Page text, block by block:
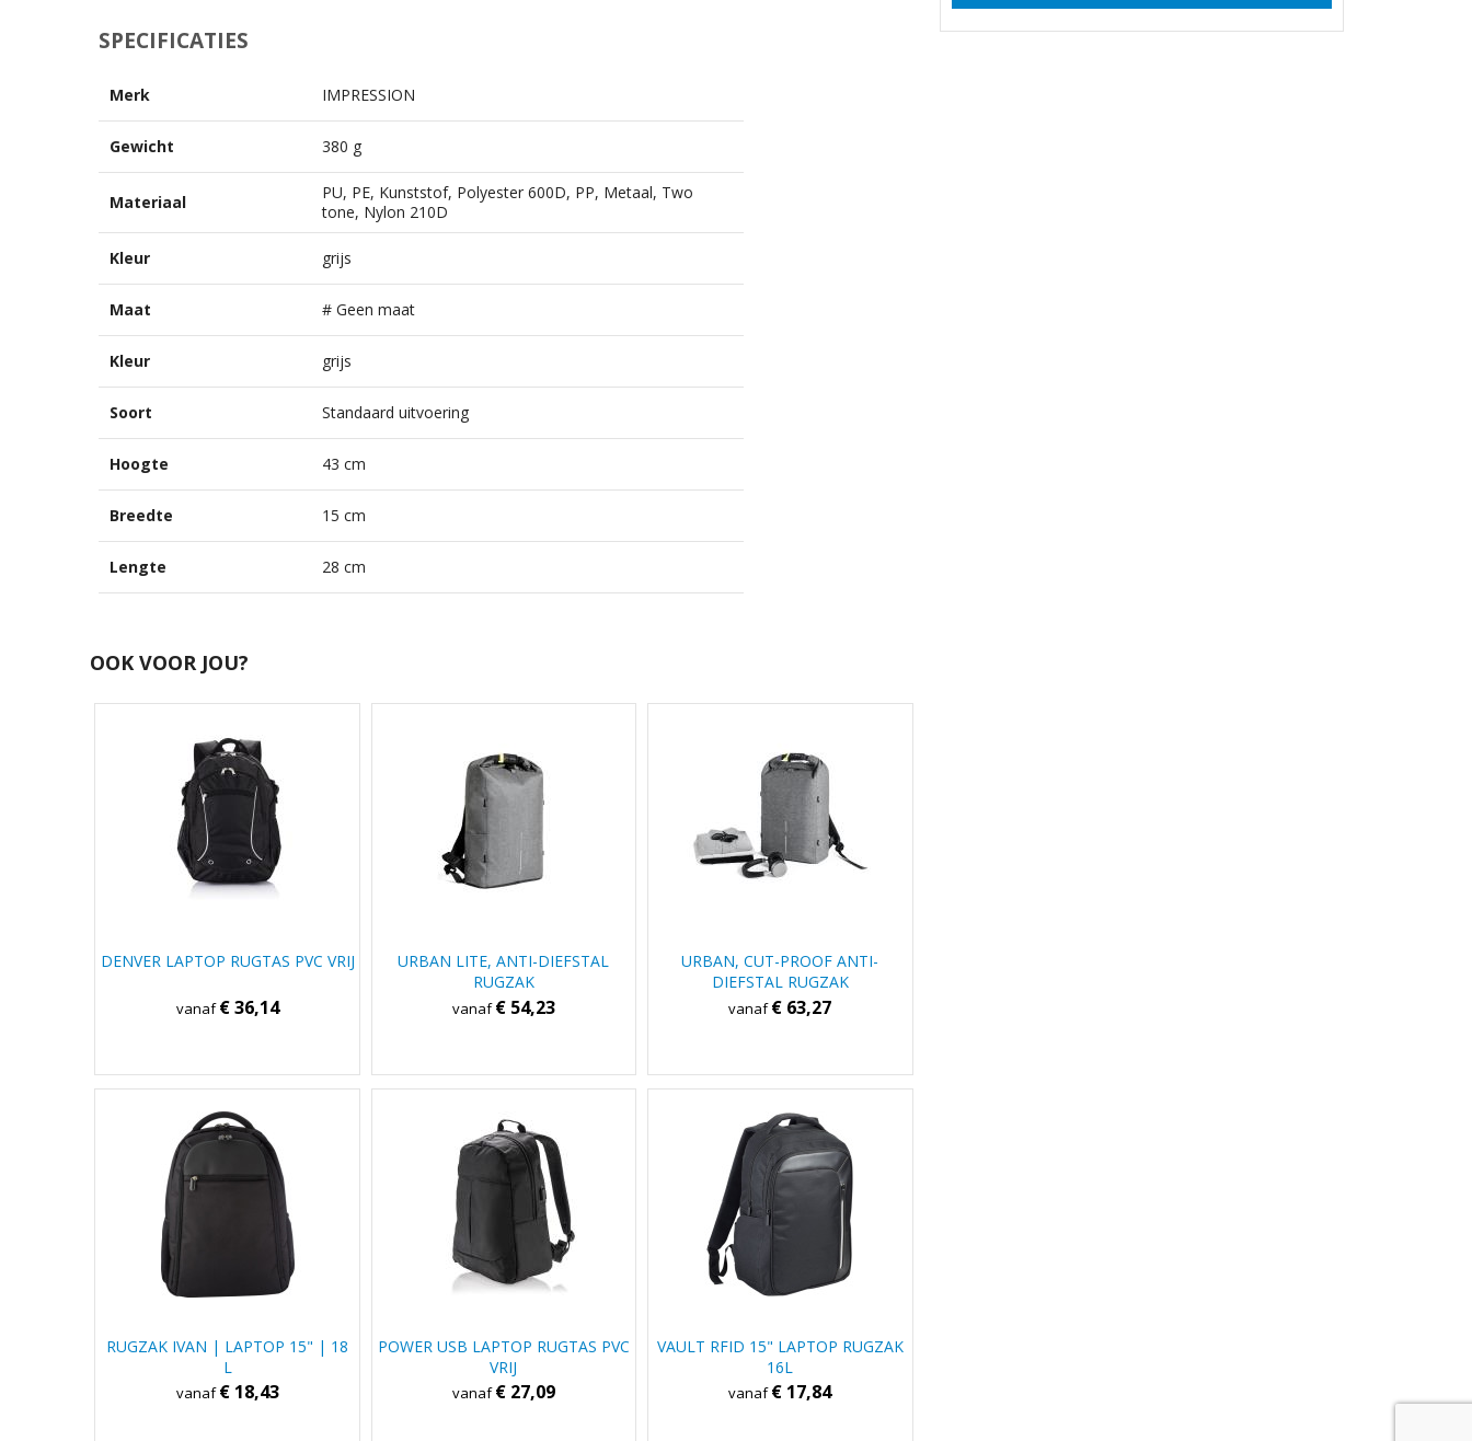
SPECIFICATIES
Merk IMPRESSION
Gewicht 380 g
Materiaal
PU, PE, Kunststof, Polyester 600D, PP, Metaal, Two
tone, Nylon 210D
Kleur grijs
Maat # Geen maat
Kleur grijs
Soort Standaard uitvoering
Hoogte 43 cm
Breedte 15 cm
Lengte 28 cm
OOK VOOR JOU?
DENVER LAPTOP RUGTAS PVC VRIJ
vanaf€ 36,14
URBAN LITE, ANTI-DIEFSTAL
RUGZAK
vanaf€ 54,23
URBAN, CUT-PROOF ANTI-
DIEFSTAL RUGZAK
vanaf€ 63,27
RUGZAK IVAN | LAPTOP 15" | 18
L
vanaf€ 18,43
POWER USB LAPTOP RUGTAS PVC
VRIJ
vanaf€ 27,09
VAULT RFID 15" LAPTOP RUGZAK
16L
vanaf€ 17,84